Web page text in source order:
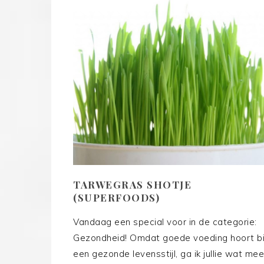
TARWEGRAS SHOTJE
(SUPERFOODS)
Vandaag een special voor in de categorie:
Gezondheid! Omdat goede voeding hoort
een gezonde levensstijl, ga ik jullie wat